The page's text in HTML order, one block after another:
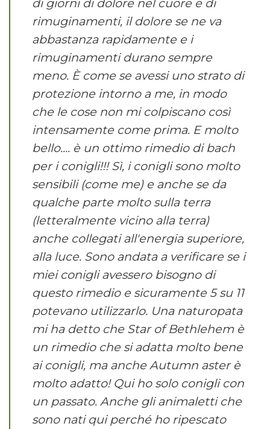
rimuginamenti, il dolore se ne va
abbastanza rapidamente e i
rimuginamenti durano sempre
meno. È come se avessi uno strato di
protezione intorno a me, in modo
che le cose non mi colpiscano così
intensamente come prima. E molto
bello.... è un ottimo rimedio di bach
per i conigli!!! Sì, i conigli sono molto
sensibili (come me) e anche se da
qualche parte molto sulla terra
(letteralmente vicino alla terra)
anche collegati all'energia superiore,
alla luce. Sono andata a verificare se i
miei conigli avessero bisogno di
questo rimedio e sicuramente 5 su 11
potevano utilizzarlo. Una naturopata
mi ha detto che Star of Bethlehem è
un rimedio che si adatta molto bene
ai conigli, ma anche Autumn aster è
molto adatto! Qui ho solo conigli con
un passato. Anche gli animaletti che
sono nati qui perché ho ripescato